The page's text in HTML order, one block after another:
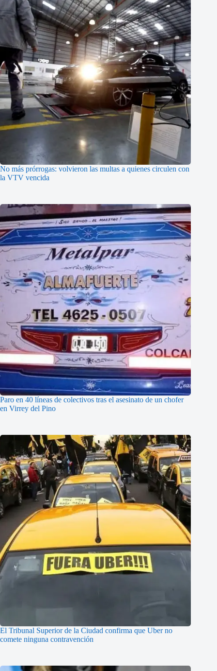
No más prórrogas: volvieron las multas a quienes circulen con
la VTV vencida
Paro en 40 líneas de colectivos tras el asesinato de un chofer
en Virrey del Pino
El Tribunal Superior de la Ciudad confirma que Uber no
comete ninguna contravención